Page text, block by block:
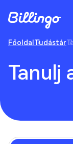
Főoldal Tudástár
Tanulj